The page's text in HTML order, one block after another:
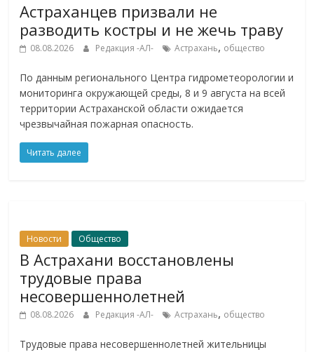
Астраханцев призвали не
разводить костры и не жечь траву
08.08.2026 Редакция -АЛ- Астрахань, общество
По данным регионального Центра гидрометеорологии и
мониторинга окружающей среды, 8 и 9 августа на всей
территории Астраханской области ожидается
чрезвычайная пожарная опасность.
Читать далее
Новости Общество
В Астрахани восстановлены
трудовые права
несовершеннолетней
08.08.2026 Редакция -АЛ- Астрахань, общество
Трудовые права несовершеннолетней жительницы